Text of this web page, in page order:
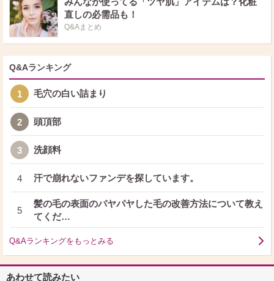
直しの必需品も！
Q&Aまとめ
Q&Aランキング
1 毛穴の白い詰まり
2 頭頂部
3 洗顔料
4 汗で崩れないファンデを探しています。
5
髪の毛の表面のパヤパヤした毛の改善方法について教え
てくだ…
Q&Aランキングをもっとみる
あわせて読みたい